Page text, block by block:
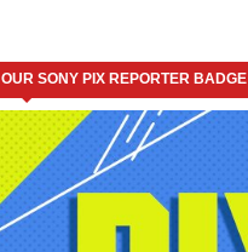
OUR SONY PIX REPORTER BADGE